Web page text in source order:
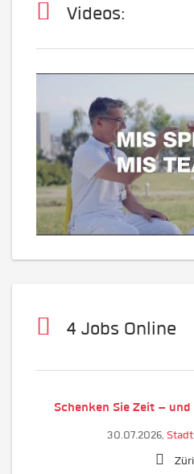
Videos:
4 Jobs Online
Schenken Sie Zeit –
30.07.2026,